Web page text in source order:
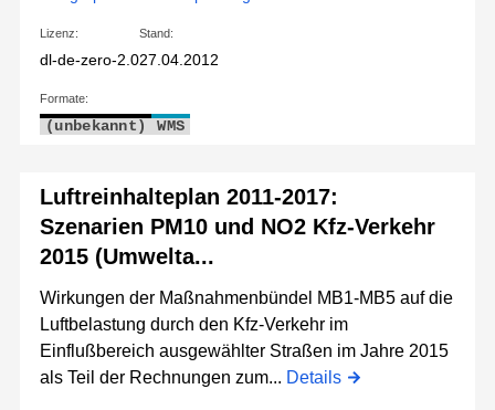
Lizenz:
dl-de-zero-2.0
Stand:
27.04.2012
Formate:
(unbekannt) WMS
Luftreinhalteplan 2011-2017:
Szenarien PM10 und NO2 Kfz-Verkehr
2015 (Umwelta...
Wirkungen der Maßnahmenbündel MB1-MB5 auf die
Luftbelastung durch den Kfz-Verkehr im
Einflußbereich ausgewählter Straßen im Jahre 2015
als Teil der Rechnungen zum... Details